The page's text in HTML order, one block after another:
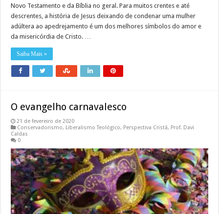
Novo Testamento e da Bíblia no geral. Para muitos crentes e até
descrentes, a história de Jesus deixando de condenar uma mulher
adúltera ao apedrejamento é um dos melhores símbolos do amor e
da misericórdia de Cristo. …
Saiba Mais »
O evangelho carnavalesco
21 de fevereiro de 2020
Conservadorismo, Liberalismo Teológico, Perspectiva Cristã, Prof. Davi
Caldas
0